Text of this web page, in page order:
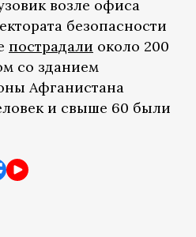
возле офиса
безопасности
пострадали около 200
со зданием
Афганистана
и свыше 60 были